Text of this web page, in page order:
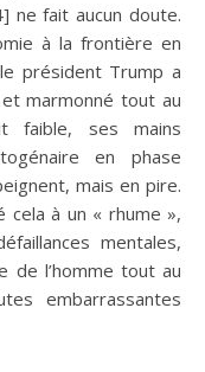
ne fait aucun doute.
à la frontière en
président Trump a
marmonné tout au
faible, ses mains
en phase
mais en pire.
cela à un « rhume »,
mentales,
de l’homme tout au
embarrassantes